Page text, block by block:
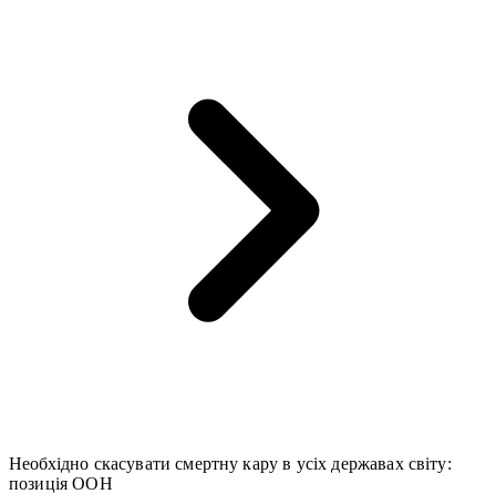
Необхідно скасувати смертну кару в усіх державах світу:
позиція ООН